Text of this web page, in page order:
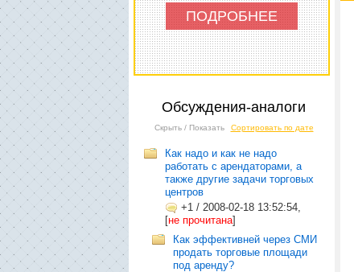
ПОДРОБНЕЕ
Обсуждения-аналоги
Скрыть / Показать Сортировать по дате
Как надо и как не надо
работать с арендаторами, а
также другие задачи торговых
центров
+1 / 2008-02-18 13:52:54,
[не прочитана]
Как эффективней через СМИ
продать торговые площади
под аренду?